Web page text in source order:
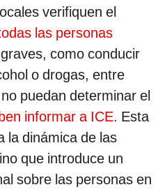
verifiquen el
las personas
como conducir
o drogas, entre
puedan determinar el
informar a ICE. Esta
la dinámica de las
que introduce un
sobre las personas en